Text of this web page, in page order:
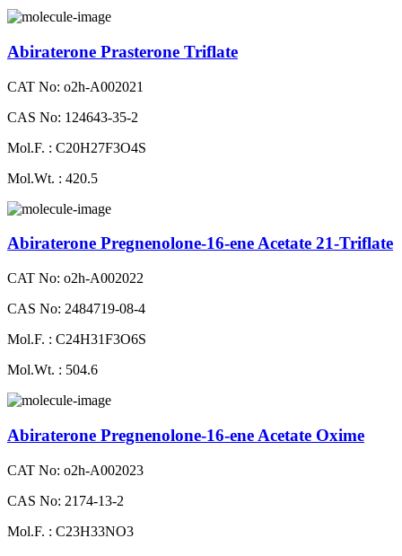
Abiraterone Prasterone Triflate
CAT No: o2h-A002021
CAS No: 124643-35-2
Mol.F. : C20H27F3O4S
Mol.Wt. : 420.5
Abiraterone Pregnenolone-16-ene Acetate 21-Triflate
CAT No: o2h-A002022
CAS No: 2484719-08-4
Mol.F. : C24H31F3O6S
Mol.Wt. : 504.6
Abiraterone Pregnenolone-16-ene Acetate Oxime
CAT No: o2h-A002023
CAS No: 2174-13-2
Mol.F. : C23H33NO3